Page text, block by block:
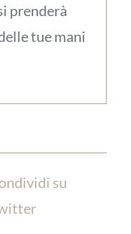
prenderà
tue mani
su